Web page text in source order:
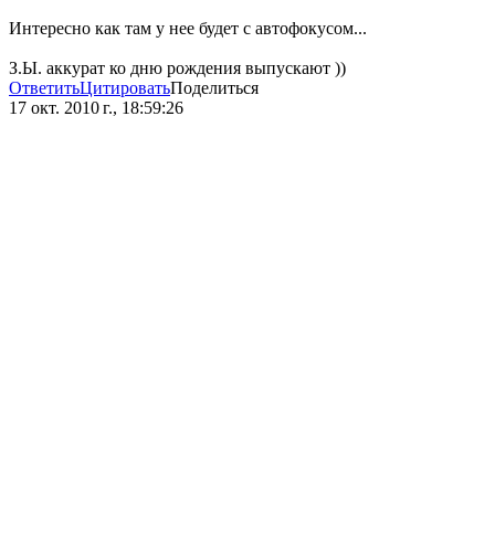
Интересно как там у нее будет с автофокусом...
З.Ы. аккурат ко дню рождения выпускают ))
ОтветитьЦитироватьПоделиться
17 окт. 2010 г., 18:59:26